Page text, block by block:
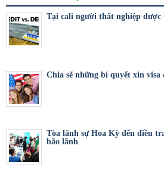
Tại cali người thất nghiệp được
Chia sẽ những bí quyết xin visa
Tòa lãnh sự Hoa Kỳ đến điều
bão lãnh